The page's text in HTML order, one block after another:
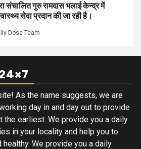
संचालित गुरु रामदास भलाई केन्द्र में
सेवा प्रदान की जा रही है।
Dose Team
As the name suggests, we are
day in and day out to provide
the earliest. We provide you a daily
in your locality and help you to
We provide you a daily